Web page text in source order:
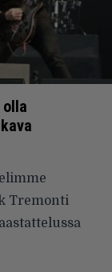
Tremonti